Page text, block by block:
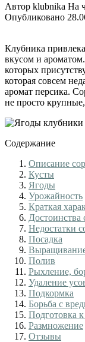
Автор klubnika На
Опубликовано
Клубника
вкусом и
которых
которая совсем
аромат персика.
не просто
Содержание
Описание
Кусты
Ягоды
Урожайность
Краткая
Достоинства
Недостатки
Посадка
Полив
Рыхление,
Удаление
Подкормка
Борьба с
Подготовка
Размножение
Отзывы